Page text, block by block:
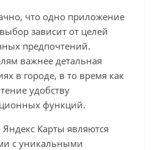
что одно приложение
зависит от целей
предпочтений.
важнее детальная
в городе, в то время как
удобству
функций.
Яндекс Карты являются
с уникальными